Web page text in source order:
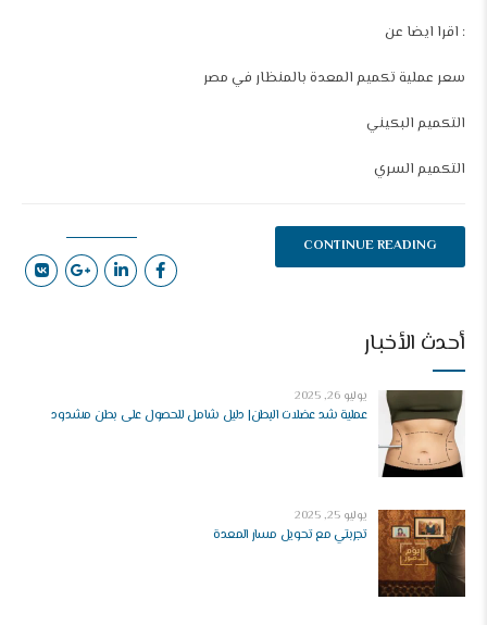
: اقرا ايضا عن
سعر عملية تكميم المعدة بالمنظار في مصر
التكميم البكيني
التكميم السري
CONTINUE READING
أحدث الأخبار
يوليو 26, 2025
عملية شد عضلات البطن| دليل شامل للحصول على بطن مشدود
يوليو 25, 2025
تجربتي مع تحويل مسار المعدة